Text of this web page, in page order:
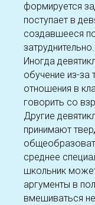
формируется
поступает в
создавшееся
затруднительно.
Иногда
обучение из-за
отношения в
говорить со
Другие
принимают
среднее
школьник
аргументы в
вмешиваться